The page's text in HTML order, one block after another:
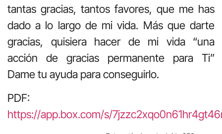
tantas gracias, tantos favores, que me has
dado a lo largo de mi vida. Más que darte
gracias, quisiera hacer de mi vida “una
acción de gracias permanente para Ti”
Dame tu ayuda para conseguirlo.
PDF:
https://app.box.com/s/